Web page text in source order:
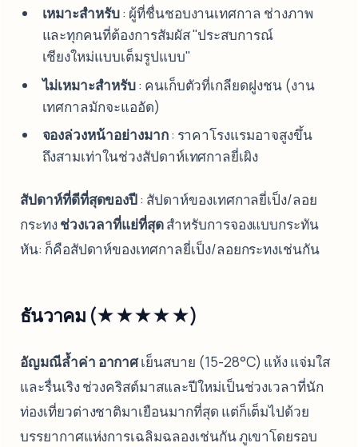
เหมาะสำหรับ: ผู้ที่ชื่นชอบงานเทศกาล ช่างภาพ
และทุกคนที่ต้องการสัมผัส "ประสบการณ์
เชียงใหม่แบบเต็มรูปแบบ"
ไม่เหมาะสำหรับ: คนเก็บตัวที่เกลียดฝูงชน (งาน
เทศกาลมักจะแออัด)
จองล่วงหน้าอย่างมาก: ราคาโรงแรมอาจสูงขึ้น
ถึงสามเท่าในช่วงสัปดาห์เทศกาลยี่เผิง
สัปดาห์ที่ดีที่สุดของปี: สัปดาห์ของเทศกาลยี่เป็ง/ลอย
กระทงช่วงเวลาที่แย่ที่สุดสำหรับการจองแบบกระทัน
หัน: ก็คือสัปดาห์ของเทศกาลยี่เป็ง/ลอยกระทงเช่นกัน
ธันวาคม (★★★★★)
อัญมณีล้ำค่า อากาศเย็นสบาย (15-28°C) แห้ง แจ่มใส
และรื่นเริง ช่วงคริสต์มาสและปีใหม่เป็นช่วงเวลาที่นัก
ท่องเที่ยวต่างชาติมาเยือนมากที่สุด แต่ก็เต็มไปด้วย
บรรยากาศแห่งการเฉลิมฉลองเช่นกัน ภูเขาโดยรอบ